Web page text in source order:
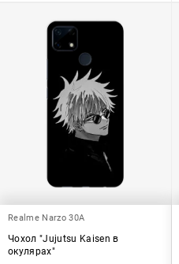
Realme Narzo 30A
Чохол "Jujutsu Kaisen в
окулярах"